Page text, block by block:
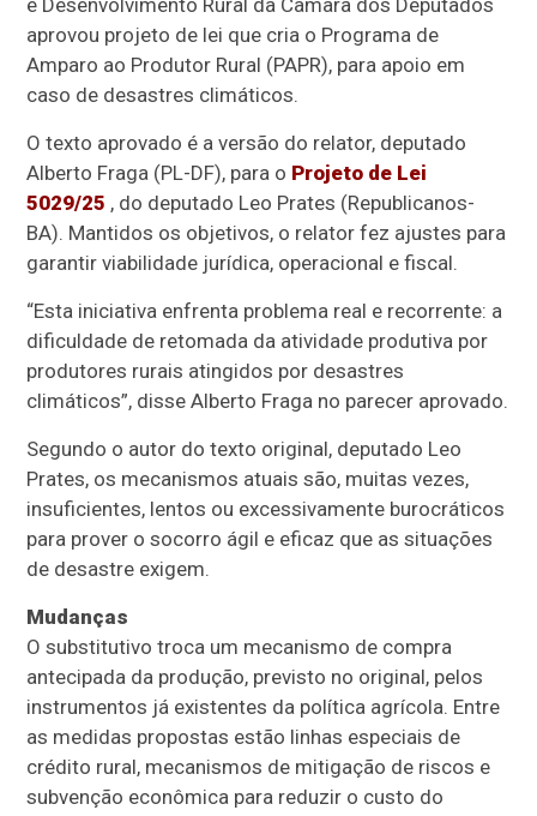
aprovou projeto de lei que cria o Programa de
Amparo ao Produtor Rural (PAPR), para apoio em
caso de desastres climáticos.
O texto aprovado é a versão do relator, deputado
Alberto Fraga (PL-DF), para o Projeto de Lei
5029/25 , do deputado Leo Prates (Republicanos-
BA). Mantidos os objetivos, o relator fez ajustes para
garantir viabilidade jurídica, operacional e fiscal.
“Esta iniciativa enfrenta problema real e recorrente: a
dificuldade de retomada da atividade produtiva por
produtores rurais atingidos por desastres
climáticos”, disse Alberto Fraga no parecer aprovado.
Segundo o autor do texto original, deputado Leo
Prates, os mecanismos atuais são, muitas vezes,
insuficientes, lentos ou excessivamente burocráticos
para prover o socorro ágil e eficaz que as situações
de desastre exigem.
Mudanças
Osubstitutivo troca um mecanismo de compra
antecipada da produção, previsto no original, pelos
instrumentos já existentes da política agrícola. Entre
as medidas propostas estão linhas especiais de
crédito rural, mecanismos de mitigação de riscos e
subvenção econômica para reduzir o custo do